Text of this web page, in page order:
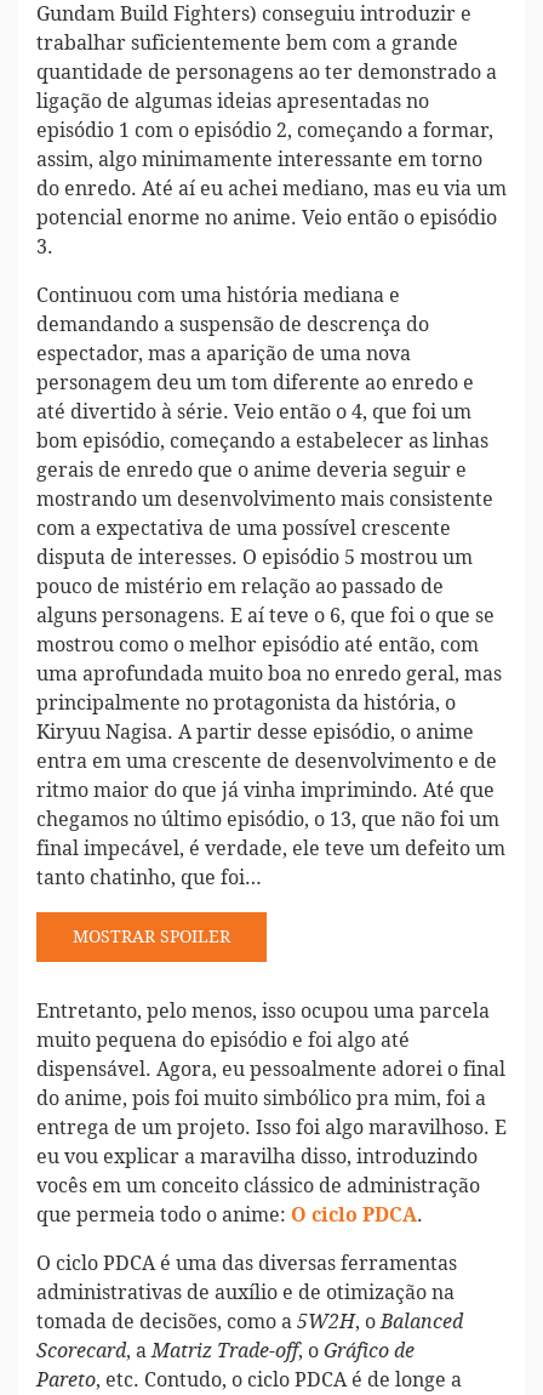
Gundam Build Fighters) conseguiu introduzir e
trabalhar suficientemente bem com a grande
quantidade de personagens ao ter demonstrado a
ligação de algumas ideias apresentadas no
episódio 1 com o episódio 2, começando a formar,
assim, algo minimamente interessante em torno
do enredo. Até aí eu achei mediano, mas eu via um
potencial enorme no anime. Veio então o episódio
3.
Continuou com uma história mediana e
demandando a suspensão de descrença do
espectador, mas a aparição de uma nova
personagem deu um tom diferente ao enredo e
até divertido à série. Veio então o 4, que foi um
bom episódio, começando a estabelecer as linhas
gerais de enredo que o anime deveria seguir e
mostrando um desenvolvimento mais consistente
com a expectativa de uma possível crescente
disputa de interesses. O episódio 5 mostrou um
pouco de mistério em relação ao passado de
alguns personagens. E aí teve o 6, que foi o que se
mostrou como o melhor episódio até então, com
uma aprofundada muito boa no enredo geral, mas
principalmente no protagonista da história, o
Kiryuu Nagisa. A partir desse episódio, o anime
entra em uma crescente de desenvolvimento e de
ritmo maior do que já vinha imprimindo. Até que
chegamos no último episódio, o 13, que não foi um
final impecável, é verdade, ele teve um defeito um
tanto chatinho, que foi…
SPOILER
Entretanto, pelo menos, isso ocupou uma parcela
muito pequena do episódio e foi algo até
dispensável. Agora, eu pessoalmente adorei o final
do anime, pois foi muito simbólico pra mim, foi a
entrega de um projeto. Isso foi algo maravilhoso. E
eu vou explicar a maravilha disso, introduzindo
vocês em um conceito clássico de administração
que permeia todo o anime: O ciclo PDCA.
O ciclo PDCA é uma das diversas ferramentas
administrativas de auxílio e de otimização na
tomada de decisões, como a 5W2H, oBalanced
Scorecard, aMatriz Trade-off, o Gráfico de
Pareto, etc. Contudo, o ciclo PDCA é de longe a